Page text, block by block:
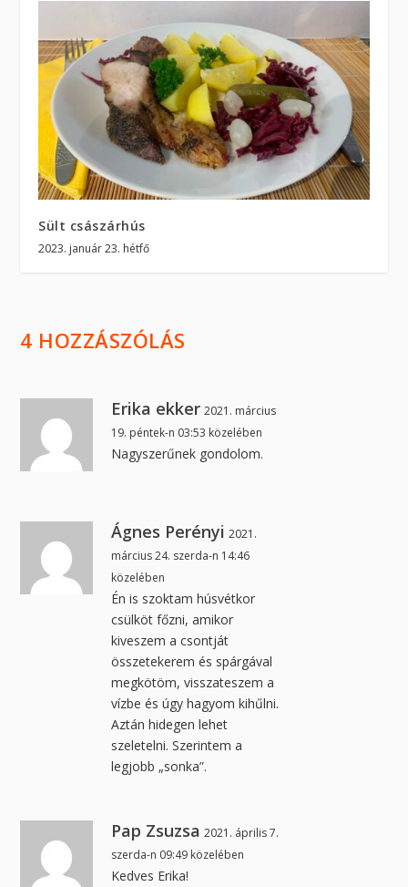
Sült császárhús
2023. január 23. hétfő
4 HOZZÁSZÓLÁS
Erika ekker 2021. március
19. péntek-n 03:53 közelében
Nagyszerűnek gondolom.
Ágnes Perényi 2021.
március 24. szerda-n 14:46
közelében
Én is szoktam húsvétkor
csülköt főzni, amikor
kiveszem a csontját
összetekerem és spárgával
megkötöm, visszateszem a
vízbe és úgy hagyom kihűlni.
Aztán hidegen lehet
szeletelni. Szerintem a
legjobb „sonka”.
Pap Zsuzsa 2021. április 7.
szerda-n 09:49 közelében
Kedves Erika!